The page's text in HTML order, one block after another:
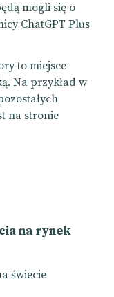
mogli się o
ChatGPT Plus
to miejsce
Na przykład w
na stronie
na rynek
świecie